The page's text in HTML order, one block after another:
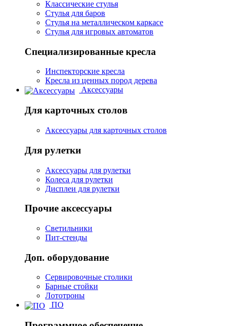
Классические стулья
Стулья для баров
Стулья на металлическом каркасе
Стулья для игровых автоматов
Специализированные кресла
Инспекторские кресла
Кресла из ценных пород дерева
Аксессуары
Для карточных столов
Аксессуары для карточных столов
Для рулетки
Аксессуары для рулетки
Колеса для рулетки
Дисплеи для рулетки
Прочие аксессуары
Светильники
Пит-стенды
Доп. оборудование
Сервировочные столики
Барные стойки
Лототроны
ПО